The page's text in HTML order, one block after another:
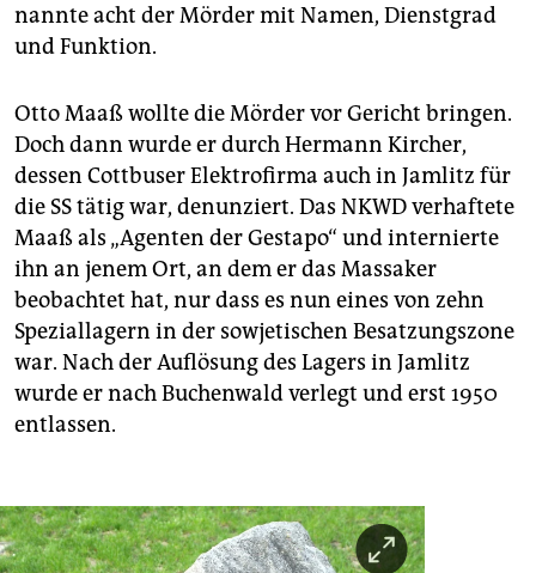
nannte acht der Mörder mit Namen, Dienstgrad
und Funktion.
Otto Maaß wollte die Mörder vor Gericht bringen.
Doch dann wurde er durch Hermann Kircher,
dessen Cottbuser Elektrofirma auch in Jamlitz für
die SS tätig war, denunziert. Das NKWD verhaftete
Maaß als „Agenten der Gestapo“ und internierte
ihn an jenem Ort, an dem er das Massaker
beobachtet hat, nur dass es nun eines von zehn
Speziallagern in der sowjetischen Besatzungszone
war. Nach der Auflösung des Lagers in Jamlitz
wurde er nach Buchenwald verlegt und erst 1950
entlassen.